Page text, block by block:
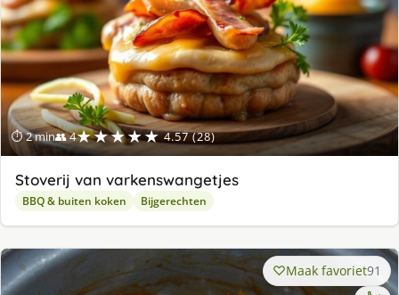
⏱ 2 min👥 4★★★★★ 4.57 (28)
Stoverij van varkenswangetjes
BBQ & buiten koken Bijgerechten
Maak favoriet91